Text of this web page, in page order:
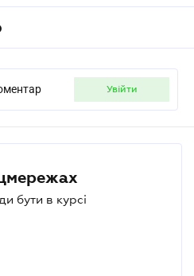
увійти
бути в курсі